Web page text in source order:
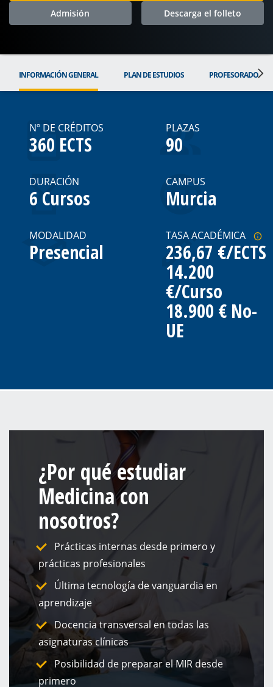
Admisión Descarga el folleto
INFORMACIÓN GENERAL PLAN DE ESTUDIOS PROFESORADO
MODALIDAD
Presencial
Nº DE CRÉDITOS
360 ECTS
TASA ACADÉMICA
236,67 €/ECTS
14.200
€/Curso
18.900 € No-
UE
PLAZAS
90
DURACIÓN
6 Cursos
CAMPUS
Murcia
¿Por qué estudiar
Medicina con
nosotros?
Prácticas internas desde primero y
prácticas profesionales
Última tecnología de vanguardia en
aprendizaje
Docencia transversal en todas las
asignaturas clínicas
Posibilidad de preparar el MIR desde
primero